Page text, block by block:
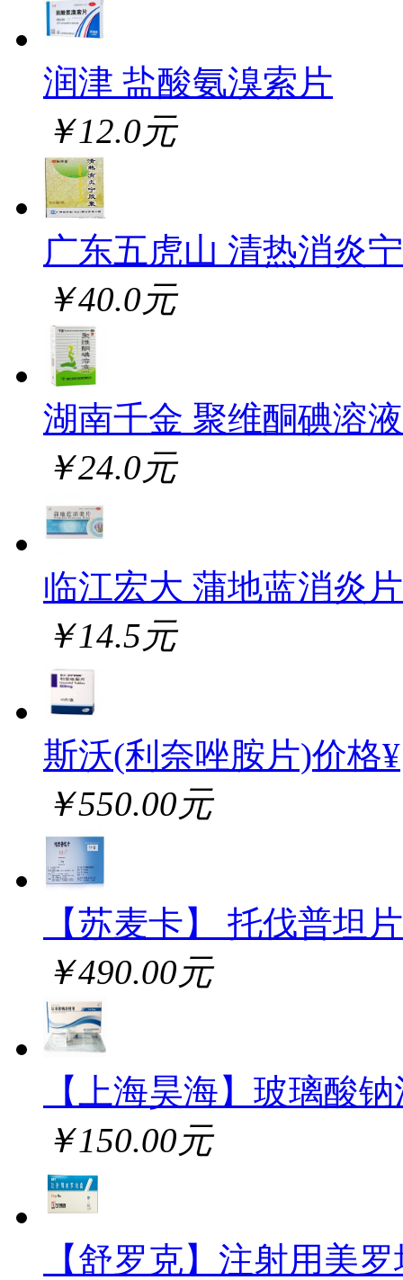
润津 盐酸氨溴索片
￥12.0元
广东五虎山 清热消炎
￥40.0元
湖南千金 聚维酮碘溶液
￥24.0元
临江宏大 蒲地蓝消炎片
￥14.5元
斯沃(利奈唑胺片)价格¥
￥550.00元
【苏麦卡】 托伐普坦片
￥490.00元
【上海昊海】玻璃酸
￥150.00元
【舒罗克】注射用美